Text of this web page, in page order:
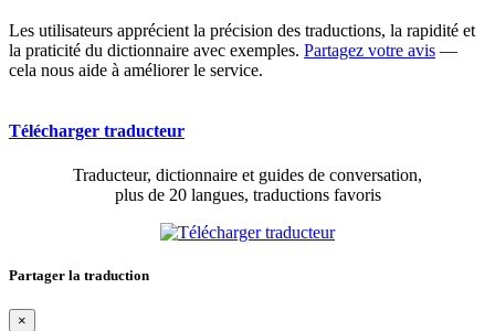
Les utilisateurs apprécient la précision des traductions, la rapidité et
la praticité du dictionnaire avec exemples. Partagez votre avis —
cela nous aide à améliorer le service.
Télécharger traducteur
Traducteur, dictionnaire et guides de conversation,
plus de 20 langues, traductions favoris
Partager la traduction
×